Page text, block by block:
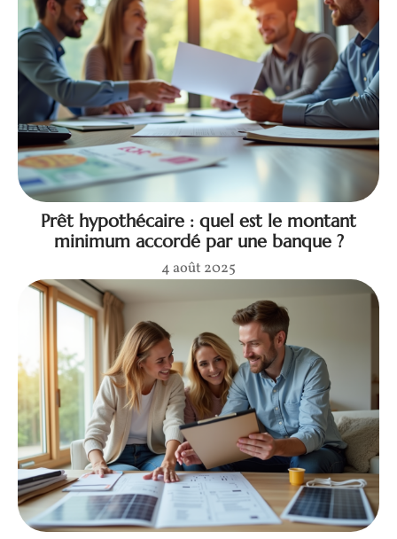
Prêt hypothécaire : quel est le montant
minimum accordé par une banque ?
4 août 2025